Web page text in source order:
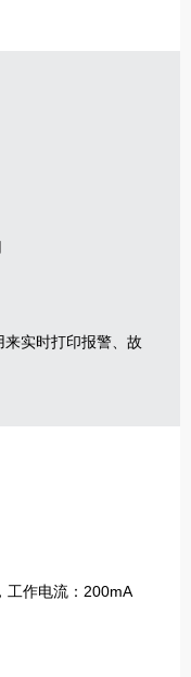
实时打印报警、故
工作电流：200mA